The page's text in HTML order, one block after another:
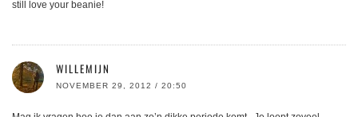
still love your beanie!
WILLEMIJN
NOVEMBER 29, 2012 / 20:50